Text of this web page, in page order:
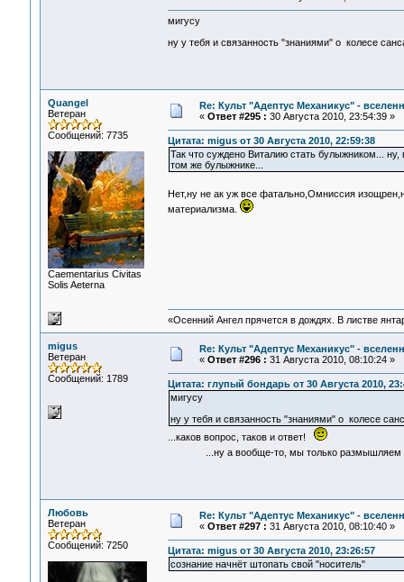
мигусу
ну у тебя и связанность "знаниями" о колесе
Quangel
Ветеран
Сообщений: 7735
Сaementarius Civitas
Solis Aeterna
Re: Культ "Адептус Механикус" -
« Ответ #295 : 30 Августа 2010, 23:54:39 »
Цитата: migus от 30 Августа 2010, 22:59:38
Так что суждено Виталию стать булыжником...
том же булыжнике...
Нет,ну не ак уж все фатально,Омниссия
материализма.
«Осенний Ангел прячется в дождях. В листве
migus
Ветеран
Сообщений: 1789
Re: Культ "Адептус Механикус" -
« Ответ #296 : 31 Августа 2010, 08:10:24 »
Цитата: глупый бондарь от 30 Августа 2010,
мигусу
ну у тебя и связанность "знаниями" о колесе
...каков вопрос, таков и ответ!
...ну а вообще-то, мы только размышляем
Любовь
Ветеран
Сообщений: 7250
Re: Культ "Адептус Механикус" -
« Ответ #297 : 31 Августа 2010, 08:10:40 »
Цитата: migus от 30 Августа 2010, 23:26:57
сознание начнёт штопать свой "носитель"